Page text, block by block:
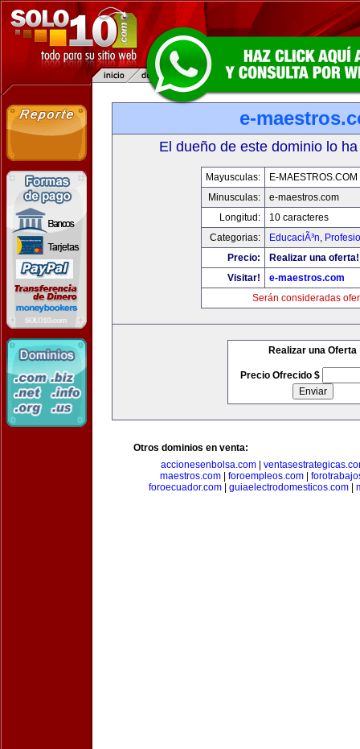
e-
El dueño de este dominio lo
Mayusculas:
E-MAESTROS.COM
Minusculas:
e-maestros.com
Longitud:
10 caracteres
Categorias:
EducaciÃ³n,
Precio:
Realizar una oferta!
Visitar!
e-maestros.com
Serán consideradas
Realizar una Oferta
Precio Ofrecido $
Otros dominios en venta:
accionesenbolsa.com|
maestros.com| foroempleos.com|
foroecuador.com| guiaelectrodomesticos.com|